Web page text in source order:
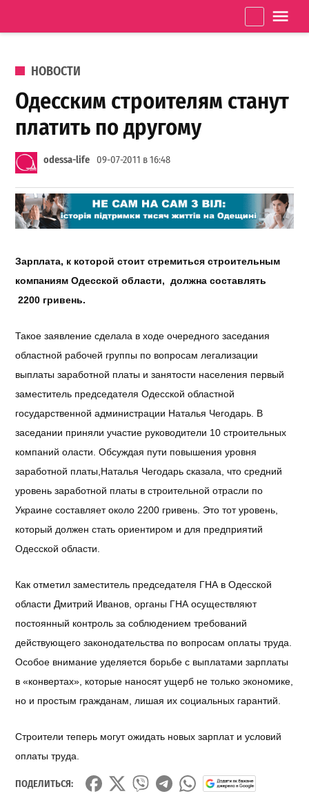
ОПУБЛИКОВАНО В
НОВОСТИ
Одесским строителям станут
платить по другому
odessa-life 09-07-2011 в 16:48
Зарплата, к которой стоит стремиться строительным
компаниям Одесской области,должна составлять
2200 гривень.
Такое заявление сделала входе очередного заседания
областной рабочей группы по вопросам легализации
выплаты заработной платы изанятости населения первый
заместитель председателя Одесской областной
государственной администрации Наталья Чегодарь. В
заседании приняли участие руководители 10строительных
компаний оласти.Обсуждая пути повышения уровня
заработной платы,Наталья Чегодарь сказала, чтосредний
уровень заработной платы встроительной отрасли по
Украине составляет около 2200 гривень. Это тотуровень,
который должен стать ориентиром и для предприятий
Одесской области.
Какотметил заместитель председателя ГНА вОдесской
области Дмитрий Иванов,органы ГНАосуществляют
постоянный контроль за соблюдением требований
действующего законодательства по вопросам оплаты труда.
Особое внимание уделяется борьбе с выплатами зарплаты
в «конвертах», которые наносят ущерб не только экономике,
но и простым гражданам,лишая их социальных гарантий.
Строители теперь могут ожидать новых зарплатиусловий
оплаты труда.
ПОДЕЛИТЬСЯ: